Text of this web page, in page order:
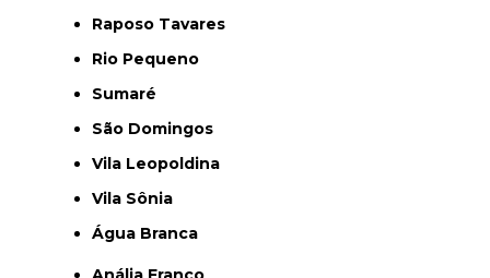
Raposo Tavares
Rio Pequeno
Sumaré
São Domingos
Vila Leopoldina
Vila Sônia
Água Branca